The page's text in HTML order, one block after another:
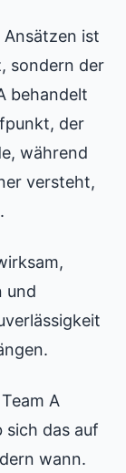
ist
sondern der
behandelt
der
während
versteht,
und
A
sich das auf
wann.